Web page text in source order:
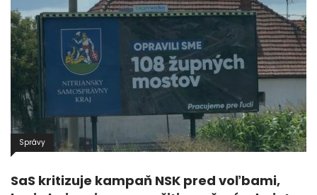
Správy
SaS kritizuje kampaň NSK pred voľbami,